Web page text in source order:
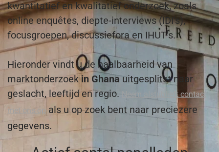
kwantitatief en kwalitatief onderzoek, zoals
online enquêtes, diepte-interviews (IDI's),
focusgroepen, discussiefora en IHUT's.
Hieronder vindt u de haalbaarheid van
marktonderzoekin Ghanauitgesplitst naar
geslacht, leeftijd en regio. Neem alstublieft contact
met ons op als u op zoek bent naar preciezere
gegevens.